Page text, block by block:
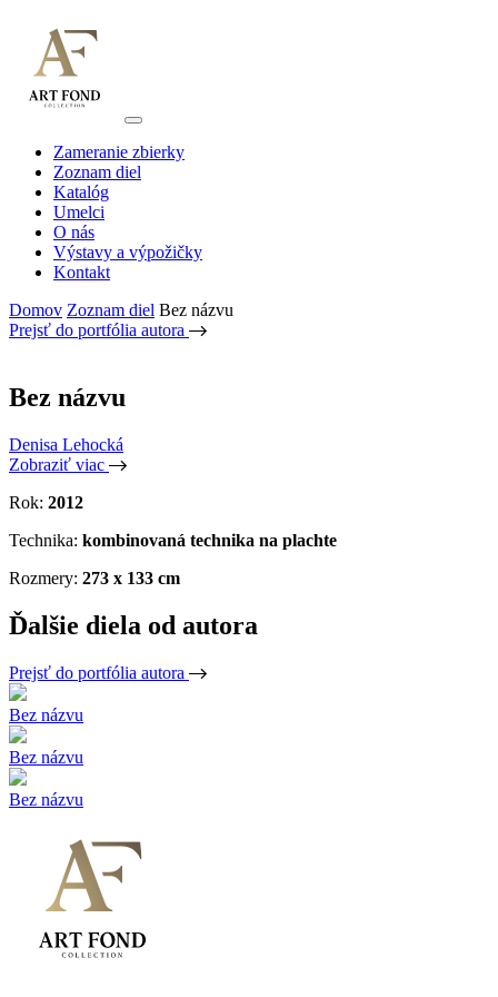
Zameranie zbierky
Zoznam diel
Katalóg
Umelci
O nás
Výstavy a výpožičky
Kontakt
Domov Zoznam diel Bez názvu
Prejsť do portfólia autora
Bez názvu
Denisa Lehocká
Zobraziť viac
Rok: 2012
Technika: kombinovaná technika na plachte
Rozmery: 273 x 133 cm
Ďalšie diela od autora
Prejsť do portfólia autora
Bez názvu
Bez názvu
Bez názvu